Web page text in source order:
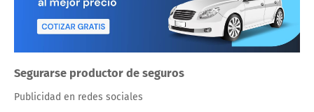
Segurarse productor de seguros
Publicidad en redes sociales